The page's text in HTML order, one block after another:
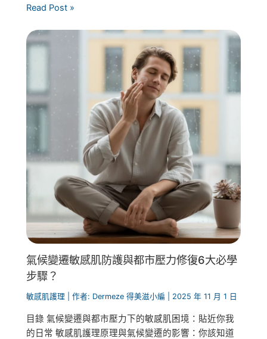
Read Post »
氣候變遷敏感肌防護與都市壓力修復6大必學
步驟？
敏感肌護理 | 作者: Dermeze 得美滋小編 2025 年 11 月 1 日
目錄 氣候變遷與都市壓力下的敏感肌困境：貼近你我
的日常 敏感肌護理原理與氣候變遷的影響：你該知道